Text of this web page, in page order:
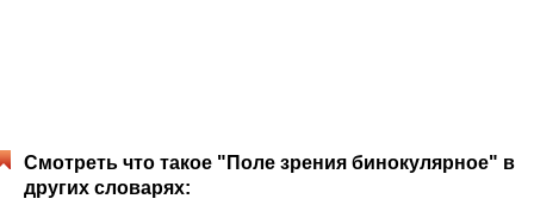
Смотреть что такое "Поле зрения бинокулярное" в
других словарях: